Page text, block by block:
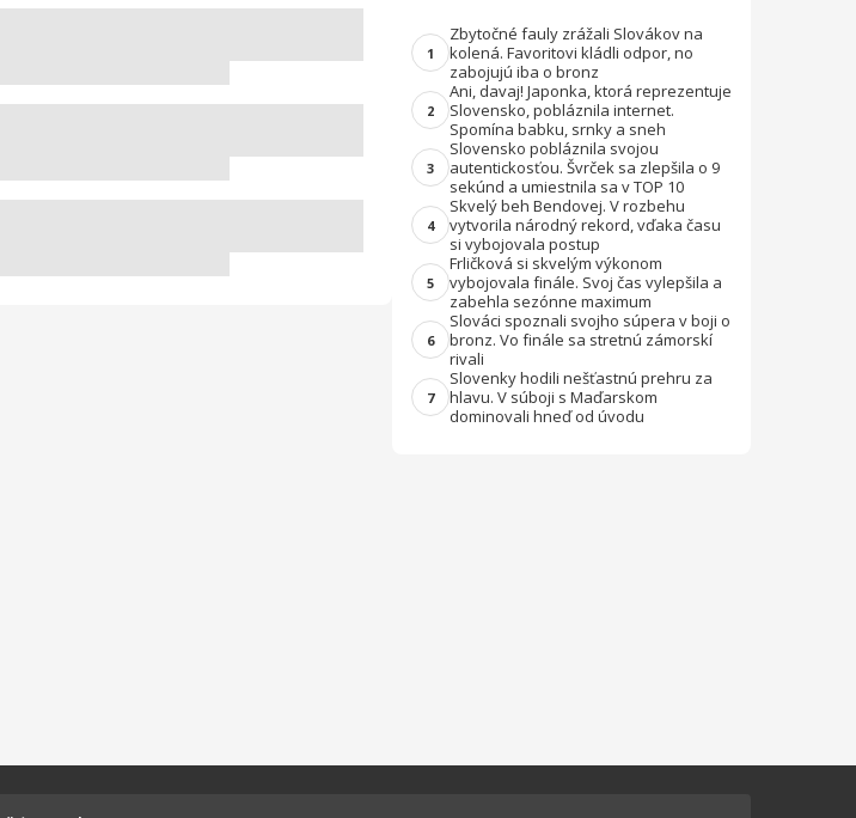
1
Zbytočné fauly zrážali Slovákov na
kolená. Favoritovi kládli odpor, no
zabojujú iba o bronz
2
Ani, davaj! Japonka, ktorá reprezentuje
Slovensko, pobláznila internet.
Spomína babku, srnky a sneh
3
Slovensko pobláznila svojou
autentickosťou. Švrček sa zlepšila o 9
sekúnd a umiestnila sa v TOP 10
4
Skvelý beh Bendovej. V rozbehu
vytvorila národný rekord, vďaka času
si vybojovala postup
5
Frličková si skvelým výkonom
vybojovala finále. Svoj čas vylepšila a
zabehla sezónne maximum
6
Slováci spoznali svojho súpera v boji o
bronz. Vo finále sa stretnú zámorskí
rivali
7
Slovenky hodili nešťastnú prehru za
hlavu. V súboji s Maďarskom
dominovali hneď od úvodu